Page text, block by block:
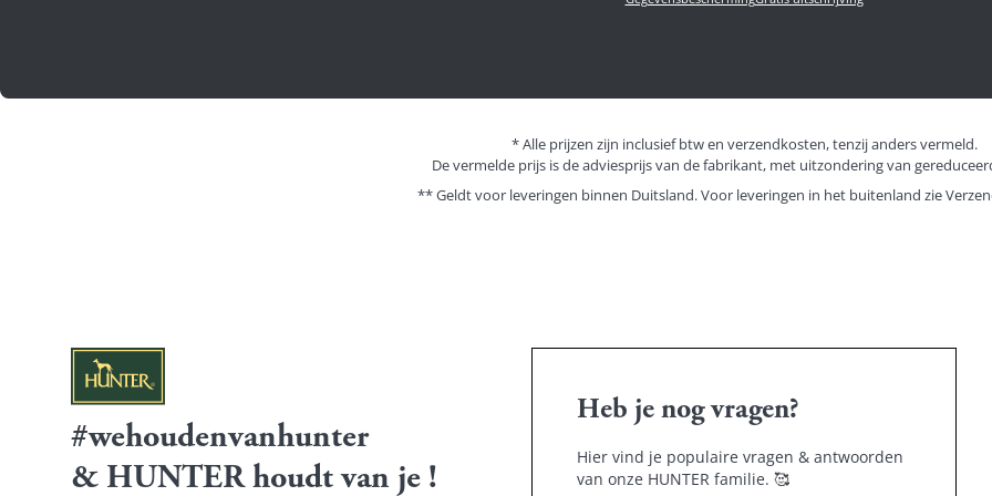
* Alle prijzen zijn inclusief btw en verzendkosten, tenzij anders vermeld.
De vermelde prijs is de adviesprijs van de fabrikant, met uitzondering van
** Geldt voor leveringen binnen Duitsland. Voor leveringen in het buitenland zie
#wehoudenvanhunter
& HUNTER houdt van je !
Heb je nog vragen?
Hier vind je populaire vragen & antwoorden
van onze HUNTER familie. 🥰